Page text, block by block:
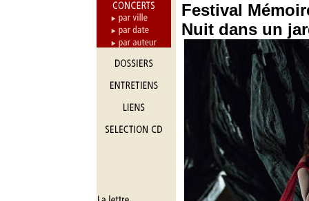
Festival
Nuit dans un